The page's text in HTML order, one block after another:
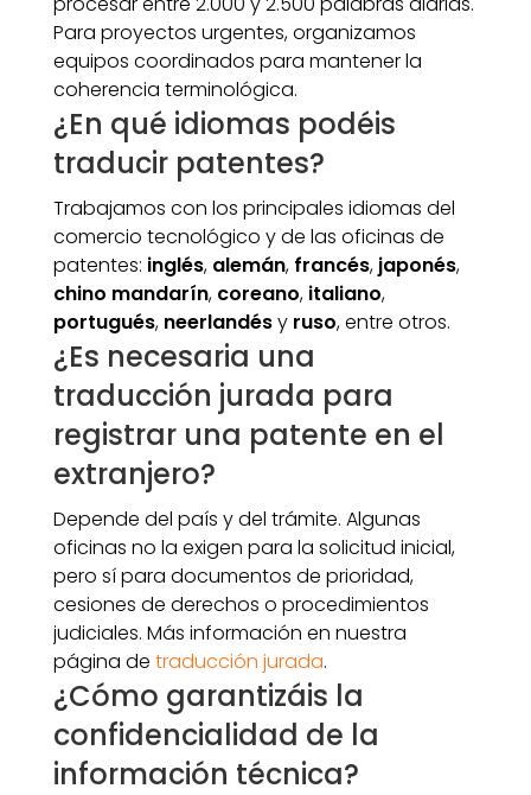
Para proyectos urgentes, organizamos
equipos coordinados para mantener la
coherencia terminológica.
¿En qué idiomas podéis
traducir patentes?
Trabajamos con los principales idiomas del
comercio tecnológico y de las oficinas de
patentes: inglés, alemán, francés, japonés,
chino mandarín, coreano, italiano,
portugués, neerlandésy ruso, entre otros.
¿Es necesaria una
traducción jurada para
registrar una patente en el
extranjero?
Depende del país y del trámite. Algunas
oficinas no la exigen para la solicitud inicial,
pero sí para documentos de prioridad,
cesiones de derechos o procedimientos
judiciales. Más información en nuestra
página de traducción jurada.
¿Cómo garantizáis la
confidencialidad de la
información técnica?